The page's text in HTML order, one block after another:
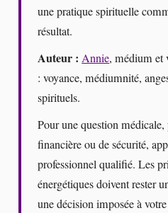
une pratique spirituelle
résultat.
Auteur : Annie, médium et
: voyance, médiumnité,
spirituels.
Pour une question
financière ou de sécurité,
professionnel qualifié. Les
énergétiques doivent rester
une décision imposée à